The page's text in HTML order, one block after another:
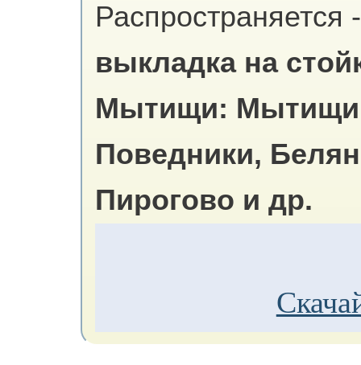
Распространяется -
выкладка на
Мытищи:
Поведники,
Пирогово и др.